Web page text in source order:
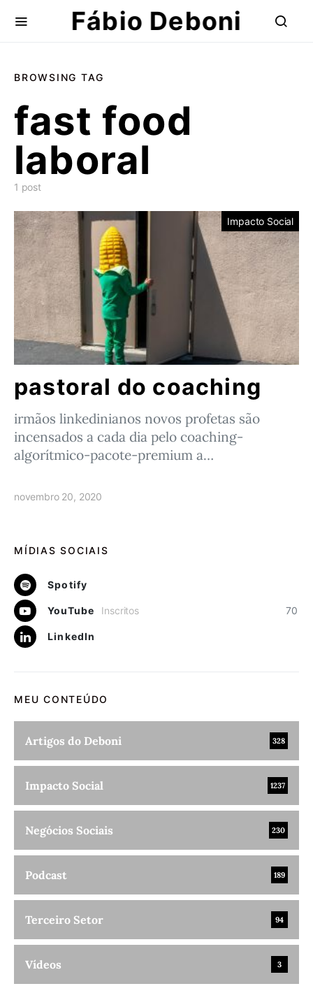
Fábio Deboni
BROWSING TAG
fast food
laboral
1 post
Impacto Social
pastoral do coaching
irmãos linkedinianos novos profetas são
incensados a cada dia pelo coaching-
algorítmico-pacote-premium a…
novembro 20, 2020
MÍDIAS SOCIAIS
Spotify
YouTube 70
Inscritos
LinkedIn
MEU CONTEÚDO
Artigos do Deboni 328
Impacto Social 1237
Negócios Sociais 230
Podcast 189
Terceiro Setor 94
Vídeos 3